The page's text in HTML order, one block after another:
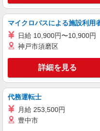
【softbank
売
時給
（規定あり） ゜+゜・。○。・゜+゜・。○。・
+゜ 入社祝い
頂くと, イン
い・週払い
+゜・。○。
愛知県
キープ
紹介予定派遣
【au】人
時給
マイクロバスによる施設利用
日給 10,900円〜10,900円
神戸市須磨区
詳細を見る
代務運転士
月給 253,500円
豊中市